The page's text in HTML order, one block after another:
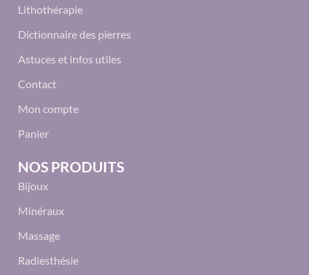
Lithothérapie
Dictionnaire des pierres
Astuces et infos utiles
Contact
Mon compte
Panier
NOS PRODUITS
Bijoux
Minéraux
Massage
Radiesthésie